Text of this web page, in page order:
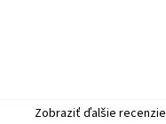
5 z 5 hviezdičiek.
Zobraziť ďalšie recenzie